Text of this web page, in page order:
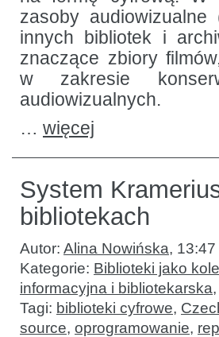
zasoby
innych bibliotek i
znaczące zbiory
w zakresie
audiowizualnych.
… więcej
System
bibliotekach
Autor: Alina Nowińska,
Kategorie: Biblioteki jako
informacyjna i bibliotekarska,
Tagi: biblioteki cyfrowe,
source, oprogramowanie,